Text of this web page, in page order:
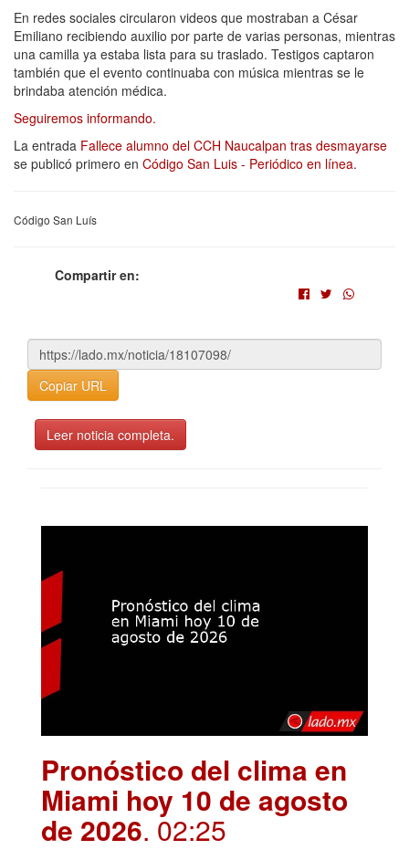
En redes sociales circularon videos que mostraban a César
Emiliano recibiendo auxilio por parte de varias personas, mientras
una camilla ya estaba lista para su traslado. Testigos captaron
también que el evento continuaba con música mientras se le
brindaba atención médica.
Seguiremos informando.
La entrada Fallece alumno del CCH Naucalpan tras desmayarse
se publicó primero en Código San Luis - Periódico en línea.
Código San Luís
Compartir en:
Copiar URL
Leer noticia completa.
Pronóstico del clima en
Miami hoy 10 de agosto
de 2026. 02:25